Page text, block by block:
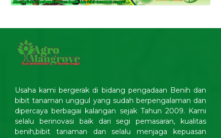
Usaha kami bergerak di bidang pengadaan Benih dan
bibit tanaman unggul yang sudah berpengalaman dan
dipercaya berbagai kalangan sejak Tahun 2009. Kami
selalu berinovasi baik dari segi pemasaran, kualitas
benih,bibit tanaman dan selalu menjaga kepuasan